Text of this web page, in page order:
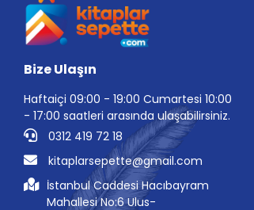
Bize Ulaşın
Haftaiçi 09:00 - 19:00 Cumartesi 10:00
- 17:00 saatleri arasında ulaşabilirsiniz.
0312 419 72 18
kitaplarsepette@gmail.com
İstanbul Caddesi Hacıbayram
Mahallesi No:6 Ulus-